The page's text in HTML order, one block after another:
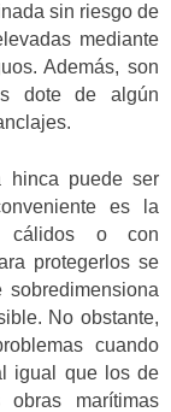
sin riesgo de
mediante
Además, son
dote de algún
hinca puede ser
es la
cálidos o con
protegerlos se
No obstante,
cuando
igual que los de
obras marítimas